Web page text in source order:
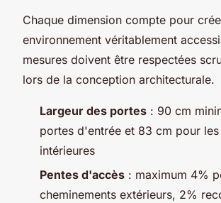
Chaque dimension compte pour
environnement véritablement
mesures doivent être respectées
lors de la conception architecturale.
Largeur des portes : 90 cm
portes d'entrée et 83 cm pour
intérieures
Pentes d'accès : maximum 4%
cheminements extérieurs, 2%